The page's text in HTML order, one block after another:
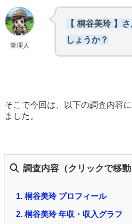
管理人
【 桐谷美玲 】
しょうか？
そこで今回は、以下の調査内容
ました。
調査内容（クリックで移動
1. 桐谷美玲 プロフィール
2. 桐谷美玲 年収・収入グラフ